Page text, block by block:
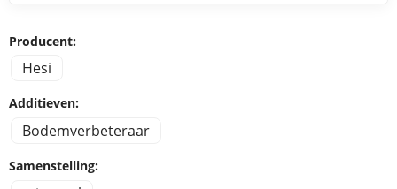
Producent:
Hesi
Additieven:
Bodemverbeteraar
Samenstelling: